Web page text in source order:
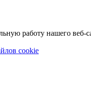
работу нашего веб-
cookie